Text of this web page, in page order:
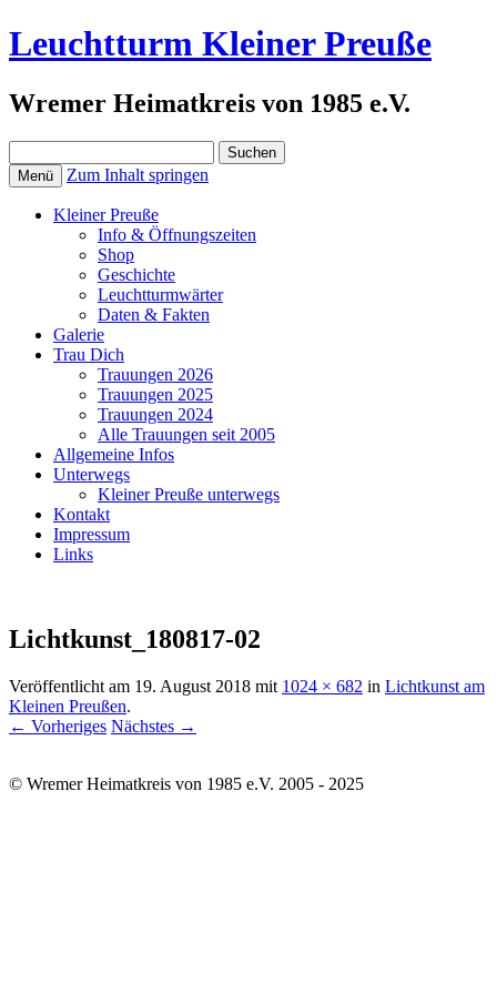
Leuchtturm Kleiner Preuße
Wremer Heimatkreis von 1985 e.V.
nach:
Menü Zum Inhalt springen
Kleiner Preuße
Info & Öffnungszeiten
Shop
Geschichte
Leuchtturmwärter
Daten & Fakten
Galerie
Trau Dich
Trauungen 2026
Trauungen 2025
Trauungen 2024
Alle Trauungen seit 2005
Allgemeine Infos
Unterwegs
Kleiner Preuße unterwegs
Kontakt
Impressum
Links
Lichtkunst_180817-02
Veröffentlicht am 19. August 2018 mit 1024 × 682 in Lichtkunst am
Kleinen Preußen.
← Vorheriges Nächstes →
© Wremer Heimatkreis von 1985 e.V. 2005 - 2025